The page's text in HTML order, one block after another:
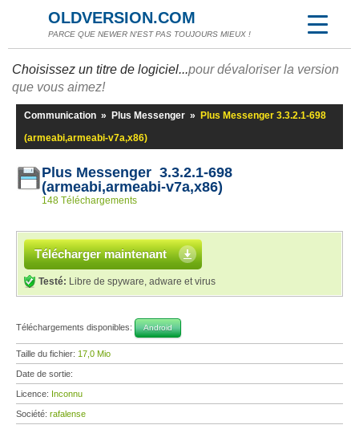
OLDVERSION.COM
PARCE QUE NEWER N'EST PAS TOUJOURS MIEUX !
Choisissez un titre de logiciel...pour dévaloriser la version
que vous aimez!
Communication » Plus Messenger »
Plus Messenger 3.3.2.1-698
(armeabi,armeabi-v7a,x86)
Plus Messenger 3.3.2.1-698
(armeabi,armeabi-v7a,x86)
148 Téléchargements
Télécharger maintenant
Testé: Libre de spyware, adware et virus
Téléchargements disponibles: Android
Taille du fichier: 17,0 Mio
Date de sortie:
Licence: Inconnu
Société: rafalense